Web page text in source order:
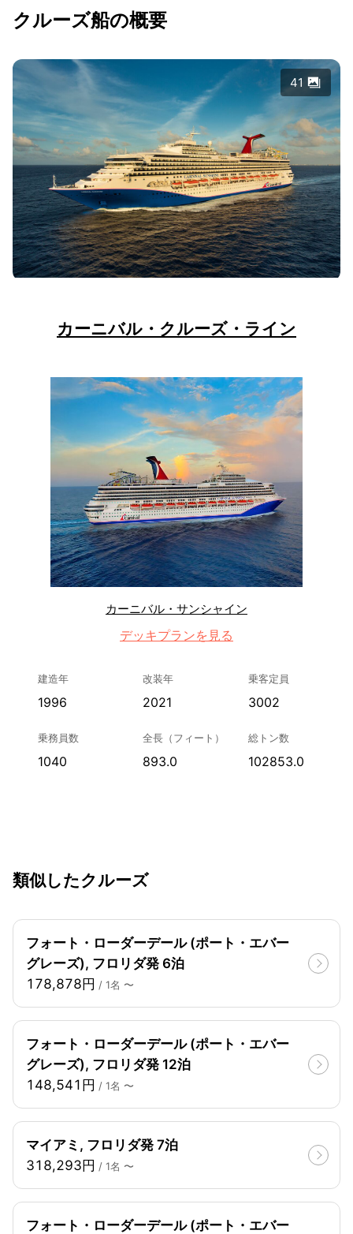
クルーズ船の概要
41
カーニバル・クルーズ・ライン
カーニバル・サンシャイン
デッキプランを見る
建造年
1996
改装年
2021
乗客定員
3002
乗務員数
1040
全長（フィート）
893.0
総トン数
102853.0
類似したクルーズ
フォート・ローダーデール (ポート・エバー
グレーズ), フロリダ発 6泊
178,878円 / 1名 〜
フォート・ローダーデール (ポート・エバー
グレーズ), フロリダ発 12泊
148,541円 / 1名 〜
マイアミ, フロリダ発 7泊
318,293円 / 1名 〜
フォート・ローダーデール (ポート・エバー